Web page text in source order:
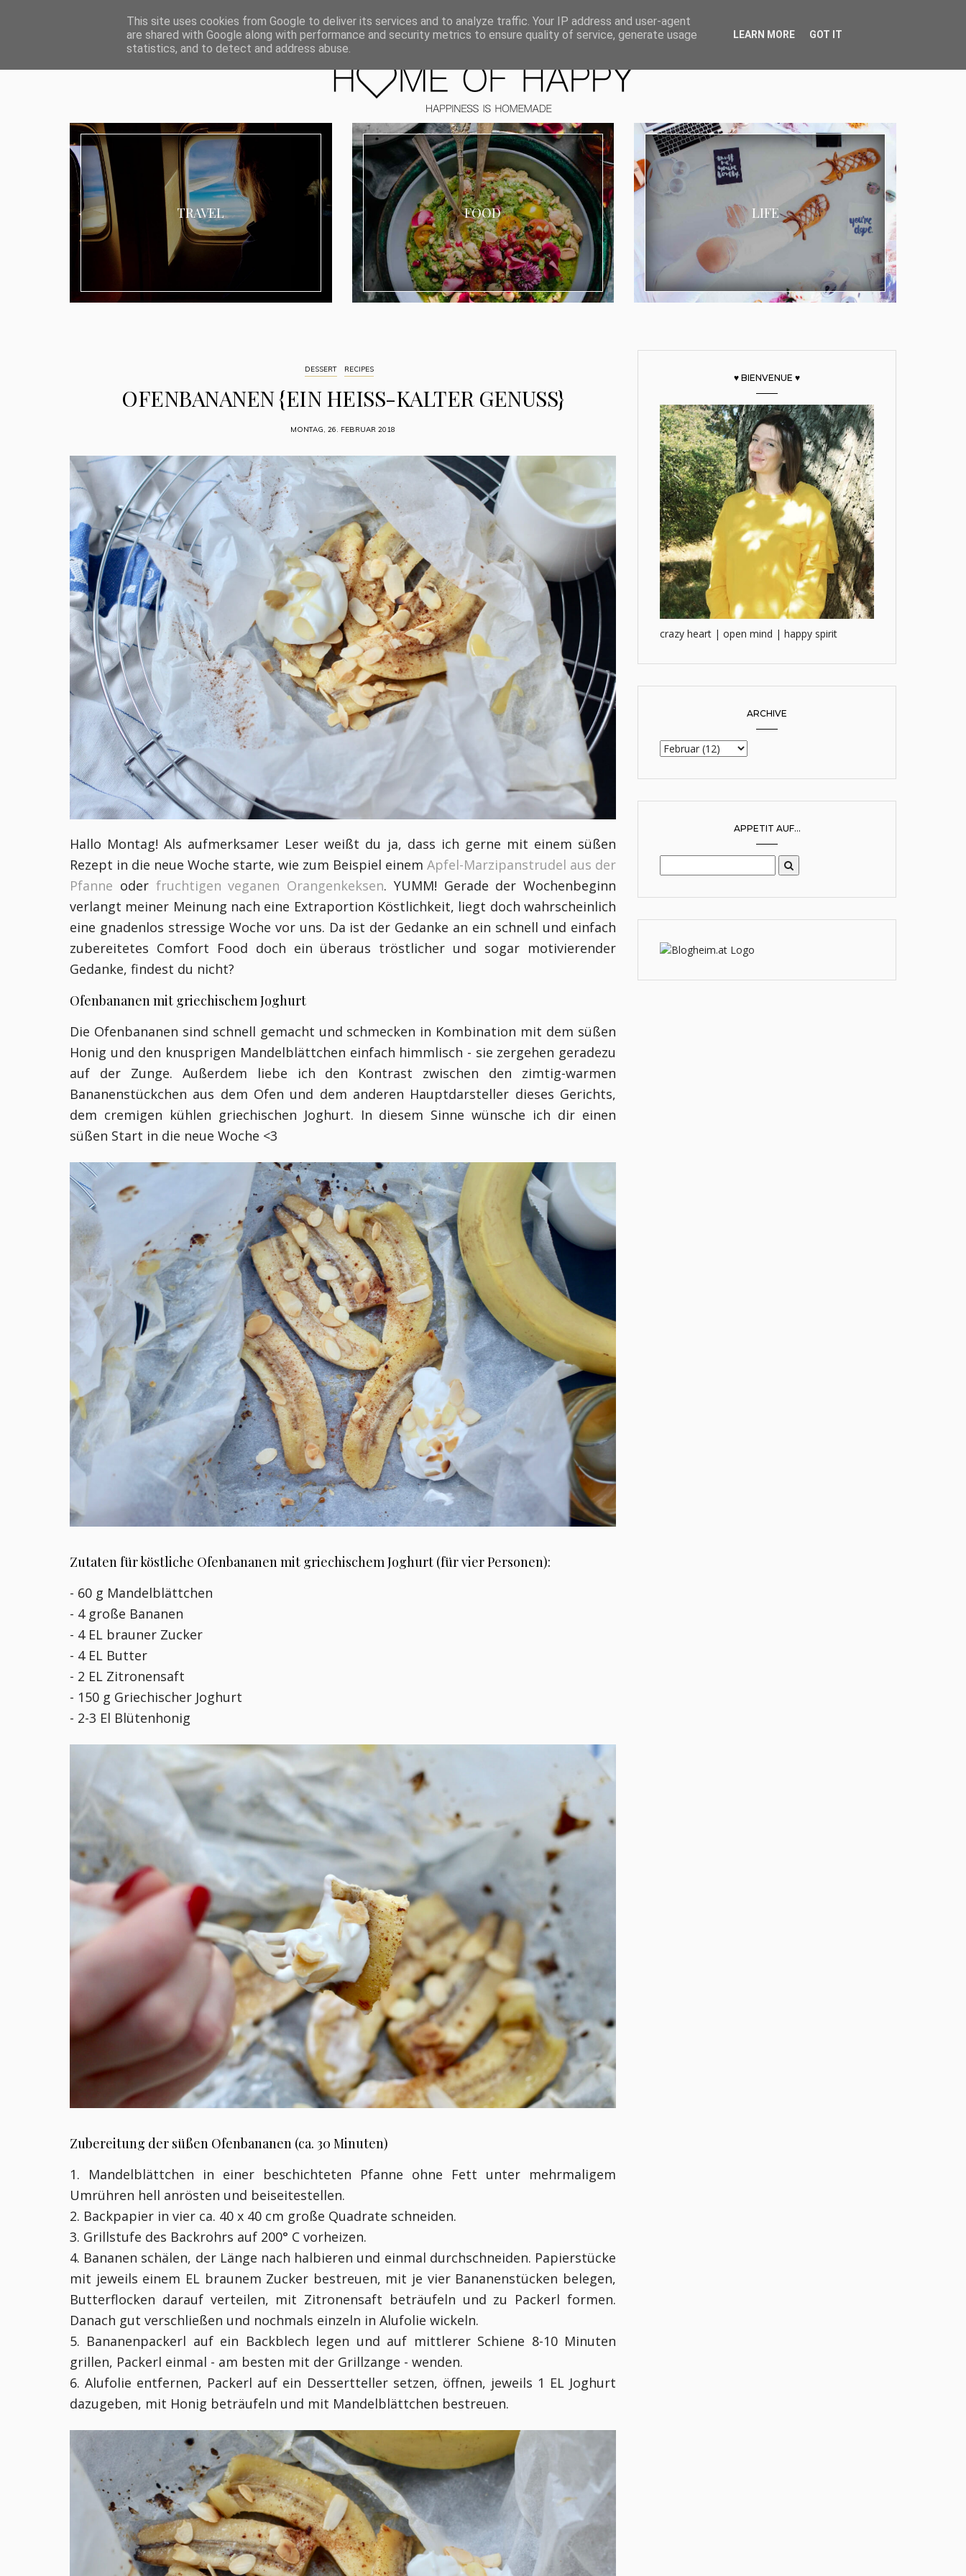
ABOUT I MEDIA & PR IMPRESSUM DATENSCHUTZ KATEGORIEN
TRAVEL FOOD LIFE
DESSERT RECIPES
OFENBANANEN {EIN HEISS-KALTER GENUSS}
MONTAG, 26. FEBRUAR 2018
Hallo Montag! Als aufmerksamer Leser weißt du ja, dass ich gerne mit einem süßen
Rezept in die neue Woche starte, wie zum Beispiel einem Apfel-Marzipanstrudel aus der
Pfanne oder fruchtigen veganen Orangenkeksen. YUMM! Gerade der Wochenbeginn
verlangt meiner Meinung nach eine Extraportion Köstlichkeit, liegt doch wahrscheinlich
eine gnadenlos stressige Woche vor uns. Da ist der Gedanke an ein schnell und einfach
zubereitetes Comfort Food doch ein überaus tröstlicher und sogar motivierender
Gedanke, findest du nicht?
Ofenbananen mit griechischem Joghurt
Die Ofenbananen sind schnell gemacht und schmecken in Kombination mit dem süßen
Honig und den knusprigen Mandelblättchen einfach himmlisch - sie zergehen geradezu
auf der Zunge. Außerdem liebe ich den Kontrast zwischen den zimtig-warmen
Bananenstückchen aus dem Ofen und dem anderen Hauptdarsteller dieses Gerichts,
dem cremigen kühlen griechischen Joghurt. In diesem Sinne wünsche ich dir einen
süßen Start in die neue Woche <3
Zutaten für köstliche Ofenbananen mit griechischem Joghurt (für vier Personen):
- 60 g Mandelblättchen
- 4 große Bananen
- 4 EL brauner Zucker
- 4 EL Butter
- 2 EL Zitronensaft
- 150 g Griechischer Joghurt
- 2-3 El Blütenhonig
Zubereitung der süßen Ofenbananen (ca. 30 Minuten)
1. Mandelblättchen in einer beschichteten Pfanne ohne Fett unter mehrmaligem
Umrühren hell anrösten und beiseitestellen.
2. Backpapier in vier ca. 40 x 40 cm große Quadrate schneiden.
3. Grillstufe des Backrohrs auf 200° C vorheizen.
4. Bananen schälen, der Länge nach halbieren und einmal durchschneiden. Papierstücke
mit jeweils einem EL braunem Zucker bestreuen, mit je vier Bananenstücken belegen,
Butterflocken darauf verteilen, mit Zitronensaft beträufeln und zu Packerl formen.
Danach gut verschließen und nochmals einzeln in Alufolie wickeln.
5. Bananenpackerl auf ein Backblech legen und auf mittlerer Schiene 8-10 Minuten
grillen, Packerl einmal - am besten mit der Grillzange - wenden.
6. Alufolie entfernen, Packerl auf ein Dessertteller setzen, öffnen, jeweils 1 EL Joghurt
dazugeben, mit Honig beträufeln und mit Mandelblättchen bestreuen.
♥ BIENVENUE ♥
crazy heart | open mind | happy spirit
ARCHIVE
APPETIT AUF...
This site uses cookies from Google to deliver its services and to analyze traffic. Your IP address and user-agent
are shared with Google along with performance and security metrics to ensure quality of service, generate usage
statistics, and to detect and address abuse.
LEARN MORE GOT IT